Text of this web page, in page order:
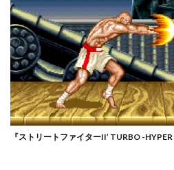
『ストリートファイターII’ TURBO -